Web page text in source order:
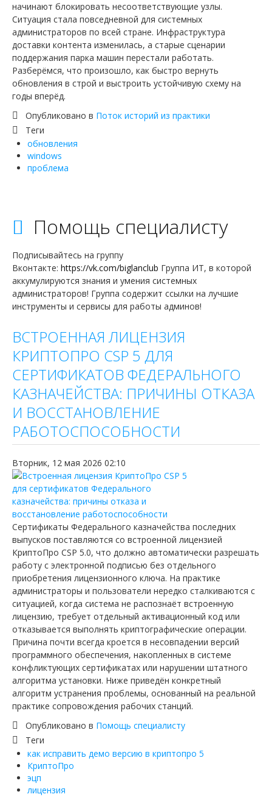
начинают блокировать несоответствующие узлы.
Ситуация стала повседневной для системных
администраторов по всей стране. Инфраструктура
доставки контента изменилась, а старые сценарии
поддержания парка машин перестали работать.
Разберёмся, что произошло, как быстро вернуть
обновления в строй и выстроить устойчивую схему на
годы вперёд.
Опубликовано в Поток историй из практики
Теги
обновления
windows
проблема
Помощь специалисту
Подписывайтесь на группу
Вконтакте: https://vk.com/biglanclub Группа ИТ, в которой
аккумулируются знания и умения системных
администраторов! Группа содержит ссылки на лучшие
инструменты и сервисы для работы админов!
ВСТРОЕННАЯ ЛИЦЕНЗИЯ
КРИПТОПРО CSP 5 ДЛЯ
СЕРТИФИКАТОВ ФЕДЕРАЛЬНОГО
КАЗНАЧЕЙСТВА: ПРИЧИНЫ ОТКАЗА
И ВОССТАНОВЛЕНИЕ
РАБОТОСПОСОБНОСТИ
Вторник, 12 мая 2026 02:10
Сертификаты Федерального казначейства последних
выпусков поставляются со встроенной лицензией
КриптоПро CSP 5.0, что должно автоматически разрешать
работу с электронной подписью без отдельного
приобретения лицензионного ключа. На практике
администраторы и пользователи нередко сталкиваются с
ситуацией, когда система не распознаёт встроенную
лицензию, требует отдельный активационный код или
отказывается выполнять криптографические операции.
Причина почти всегда кроется в несовпадении версий
программного обеспечения, накопленных в системе
конфликтующих сертификатах или нарушении штатного
алгоритма установки. Ниже приведён конкретный
алгоритм устранения проблемы, основанный на реальной
практике сопровождения рабочих станций.
Опубликовано в Помощь специалисту
Теги
как исправить демо версию в криптопро 5
КриптоПро
эцп
лицензия